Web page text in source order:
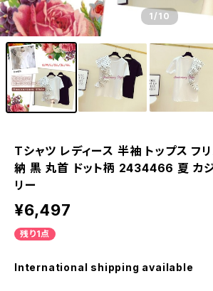
1 /10
Tシャツ レディース 半袖 トップス フ
納 黒 丸首 ドット柄 2434466 夏 カジ
リー
¥6,497
残り1点
International shipping available